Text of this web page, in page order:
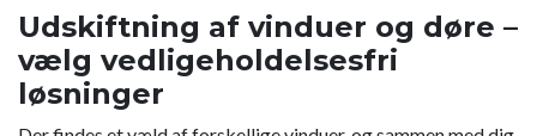
Udskiftning af vinduer og døre –
vælg vedligeholdelsesfri
løsninger